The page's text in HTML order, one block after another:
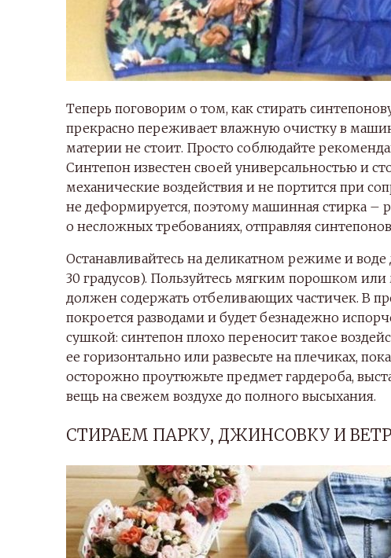
Теперь поговорим о том, как стирать
прекрасно переживает влажную очистку в
материи не стоит. Просто соблюдайте
Синтепон известен своей универсальностью и
механические воздействия и не портится при
не деформируется, поэтому машинная стирка
о несложных требованиях, отправляя
Останавливайтесь на деликатном режиме и
30 градусов). Пользуйтесь мягким порошком
должен содержать отбеливающих частичек. В
покроется разводами и будет безнадежно
сушкой: синтепон плохо переносит такое
ее горизонтально или развесьте на плечиках,
осторожно проутюжьте предмет гардероба,
вещь на свежем воздухе до полного высыхания.
СТИРАЕМ ПАРКУ, ДЖИНСОВКУ И